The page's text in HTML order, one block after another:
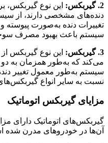
2. گیربکس:
این نوع
دنده‌های مشخصی دارند، از
تغییرات دنده به‌صورت پیوسته
سیستم باعث بهبود مصرف
3. گیربکس:
این نوع گیربکس
می‌کند که به‌طور همزمان به
سیستم به‌طور معمول تغییر
نسبت به سایر انواع گیربکس‌های
مزایای گیربکس اتوماتیک
گیربکس‌های اتوماتیک دارای
آن‌ها در خودروهای مدرن شده